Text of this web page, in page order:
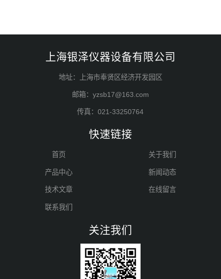
上海银泽仪器设备有限公司
地址：上海市奉贤区经济开发园区
邮箱：yzsb17@163.com
传真：021-33250764
快速链接
首页 关于我们
产品中心 新闻动态
技术文章 在线留言
联系我们
关注我们